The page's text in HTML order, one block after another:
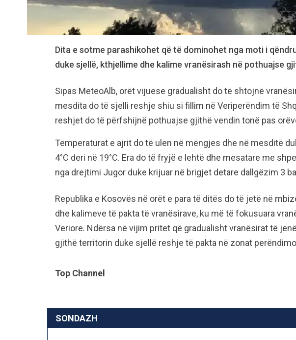
Dita e sotme parashikohet që të dominohet nga moti i
duke sjellë, kthjellime dhe kalime vranësirash në pothuajse
Sipas MeteoAlb, orët vijuese gradualisht do të shtojnë
mesdita do të sjelli reshje shiu si fillim në Veriperëndim të
reshjet do të përfshijnë pothuajse gjithë vendin tonë pas
Temperaturat e ajrit do të ulen në mëngjes dhe në mesditë
4°C deri në 19°C. Era do të fryjë e lehtë dhe mesatare me
nga drejtimi Jugor duke krijuar në brigjet detare dallgëzim 3
Republika e Kosovës në orët e para të ditës do të jetë në
dhe kalimeve të pakta të vranësirave, ku më të fokusuara
Veriore. Ndërsa në vijim pritet që gradualisht vranësirat të
gjithë territorin duke sjellë reshje të pakta në zonat
Top Channel
SONDAZH